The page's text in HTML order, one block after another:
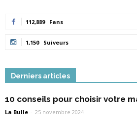
112,889 Fans
1,150 Suiveurs
Derniers articles
10 conseils pour choisir votre
La Bulle - 25 novembre 2024